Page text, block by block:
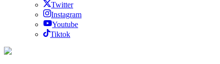
Twitter
Instagram
Youtube
Tiktok